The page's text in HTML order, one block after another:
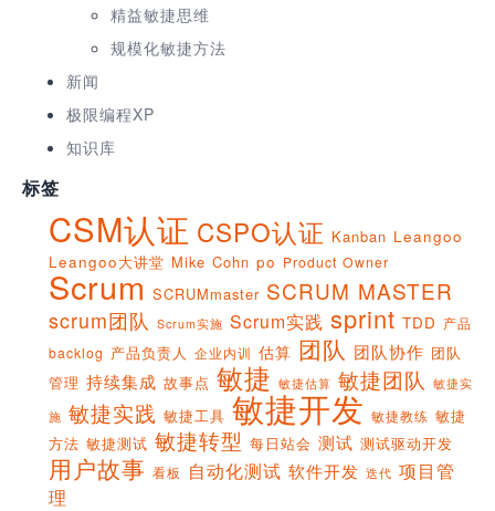
精益敏捷思维
规模化敏捷方法
新闻
极限编程XP
知识库
标签
CSM认证 CSPO认证 Kanban Leangoo
Leangoo大讲堂 Mike Cohn po Product Owner
Scrum SCRUMmaster SCRUM MASTER
scrum团队 Scrum实施 Scrum实践 sprint TDD 产品
backlog 产品负责人 企业内训 估算 团队 团队协作 团队
管理 持续集成 故事点 敏捷 敏捷估算 敏捷团队 敏捷实
施 敏捷实践 敏捷工具 敏捷开发 敏捷教练 敏捷
方法 敏捷测试 敏捷转型 每日站会 测试 测试驱动开发
用户故事 看板 自动化测试 软件开发 迭代 项目管
理